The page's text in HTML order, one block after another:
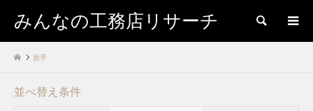
みんなの工務店リサーチ 検索
岩手
並べ替え条件